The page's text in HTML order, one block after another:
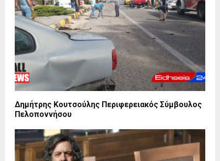
Δημήτρης Κουτσούλης Περιφερειακός Σύμβουλος
Πελοποννήσου